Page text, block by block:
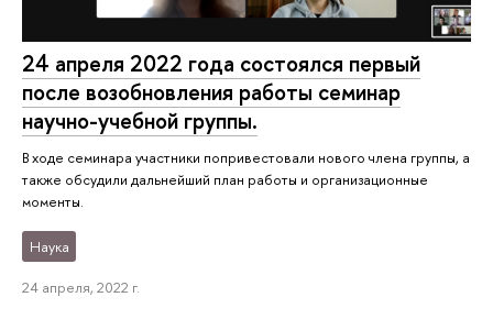
24 апреля 2022 года состоялся первый
после возобновления работы семинар
научно-учебной группы.
В ходе семинара участники попривестовали нового члена группы, а
также обсудили дальнейший план работы и организационные
моменты.
Наука
24 апреля, 2022 г.